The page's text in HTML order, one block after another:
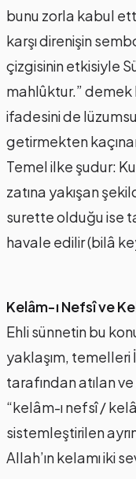
bunu zorla kabul
karşı direnişin
çizgisinin etkisiyle
mahlûktur.” demek
ifadesini de
getirmekten
Temel ilke şudur:
zatına yakışan
surette olduğu ise
havale edilir (bilâ
Kelâm-ı Nefsî ve
Ehli sünnetin bu
yaklaşım, temelleri
tarafından atılan
“kelâm-ı nefsî /
sistemleştirilen
Allah’ın kelamı iki